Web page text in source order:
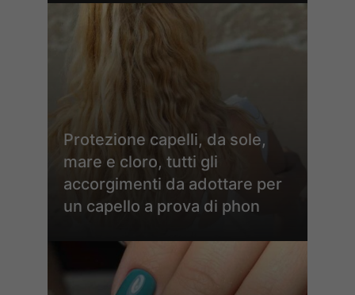
Protezione capelli, da sole,
mare e cloro, tutti gli
accorgimenti da adottare per
un capello a prova di phon